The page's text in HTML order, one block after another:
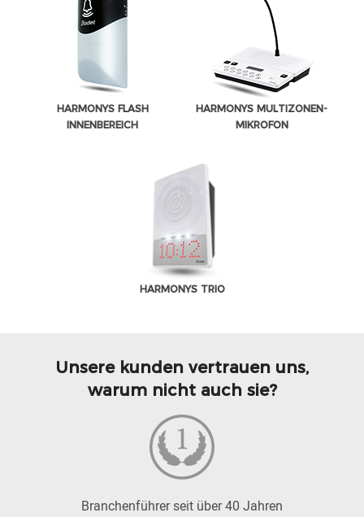
HARMONYS FLASH
INNENBEREICH
HARMONYS MULTIZONEN-
MIKROFON
HARMONYS TRIO
Unsere kunden vertrauen uns,
warum nicht auch sie?
Branchenführer seit über 40 Jahren